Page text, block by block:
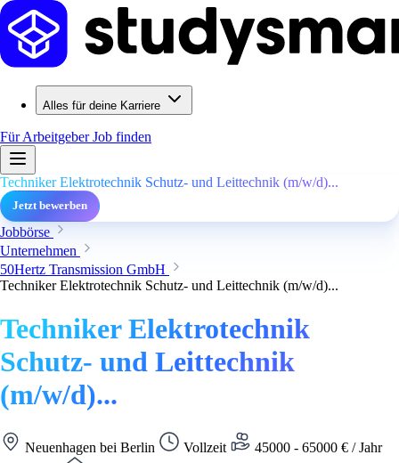
Alles für deine Karriere
Für ArbeitgeberJob finden
Techniker Elektrotechnik Schutz- und Leittechnik (m/w/d)...
Jetzt bewerben
Jobbörse
Unternehmen
50Hertz Transmission GmbH
Techniker Elektrotechnik Schutz- und Leittechnik (m/w/d)...
Techniker Elektrotechnik
Schutz- und Leittechnik
(m/w/d)...
Neuenhagen bei Berlin Vollzeit
45000 - 65000 € / Jahr